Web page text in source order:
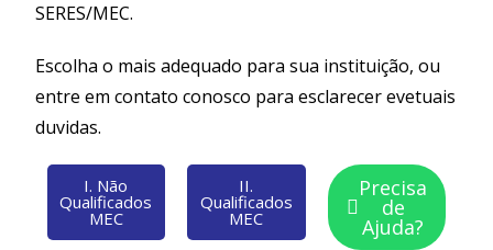
SERES/MEC.
Escolha o mais adequado para sua instituição, ou
entre em contato conosco para esclarecer evetuais
duvidas.
I. Não
Qualificados
MEC
II.
Qualificados
MEC
Precisa
de
Ajuda?